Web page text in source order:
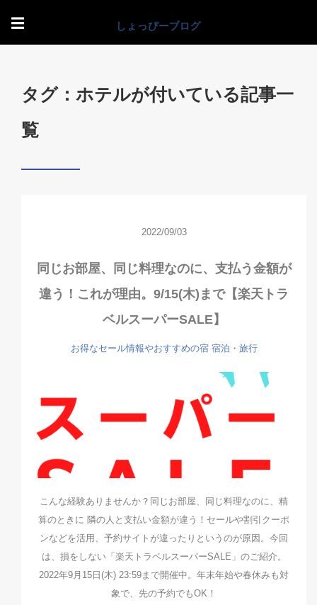
☰
タグ：ホテルが付いている記事一
覧
2022/09/03
同じお部屋、同じ料理なのに、支払う金額が
違う！これが理由。9/15(木)まで【楽天トラ
ベルスーパーSALE】
お得なセール情報やおすすめの宿 宿泊・旅行
こんな経験ありませんか？同じお部屋、同じ料理なのに、精
算のときに 隣の人と支払い金額が違う！セールや割引クーポ
ンなどを活用、予約サイトが違ったりというのが原因。今回
は、損をしない「楽天トラベルスーパーSALE」のご紹介。
2022年9月15日(木) 23:59まで開催中。年末年始や春休みも対
象で、先の予約でもOK！